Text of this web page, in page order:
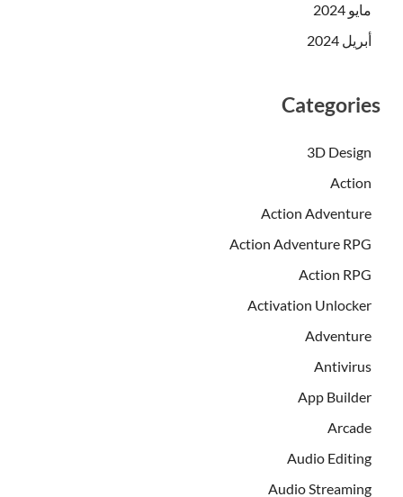
مايو 2024
أبريل 2024
Categories
3D Design
Action
Action Adventure
Action Adventure RPG
Action RPG
Activation Unlocker
Adventure
Antivirus
App Builder
Arcade
Audio Editing
Audio Streaming